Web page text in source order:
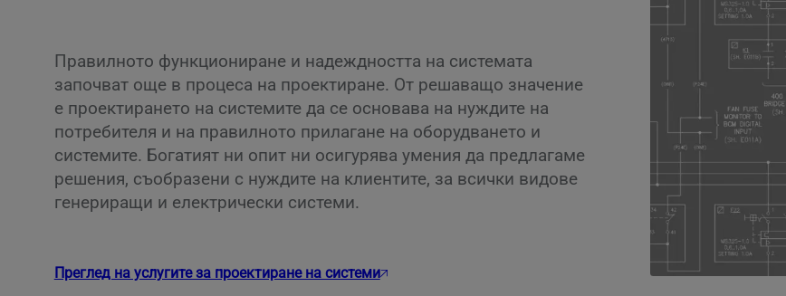
Правилното функциониране и надеждността на системата
започват още в процеса на проектиране. От решаващо значение
е проектирането на системите да се основава на нуждите на
потребителя и на правилното прилагане на оборудването и
системите. Богатият ни опит ни осигурява умения да предлагаме
решения, съобразени с нуждите на клиентите, за всички видове
генериращи и електрически системи.
Преглед на услугите за проектиране на системи